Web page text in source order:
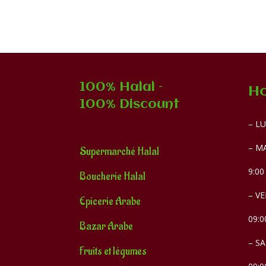
100% Halal –
100% Discount
Supermarché Halal
Boucherie Halal
Epicerie Arabe
Bazar Arabe
Fruits et légumes
–
–
–
–